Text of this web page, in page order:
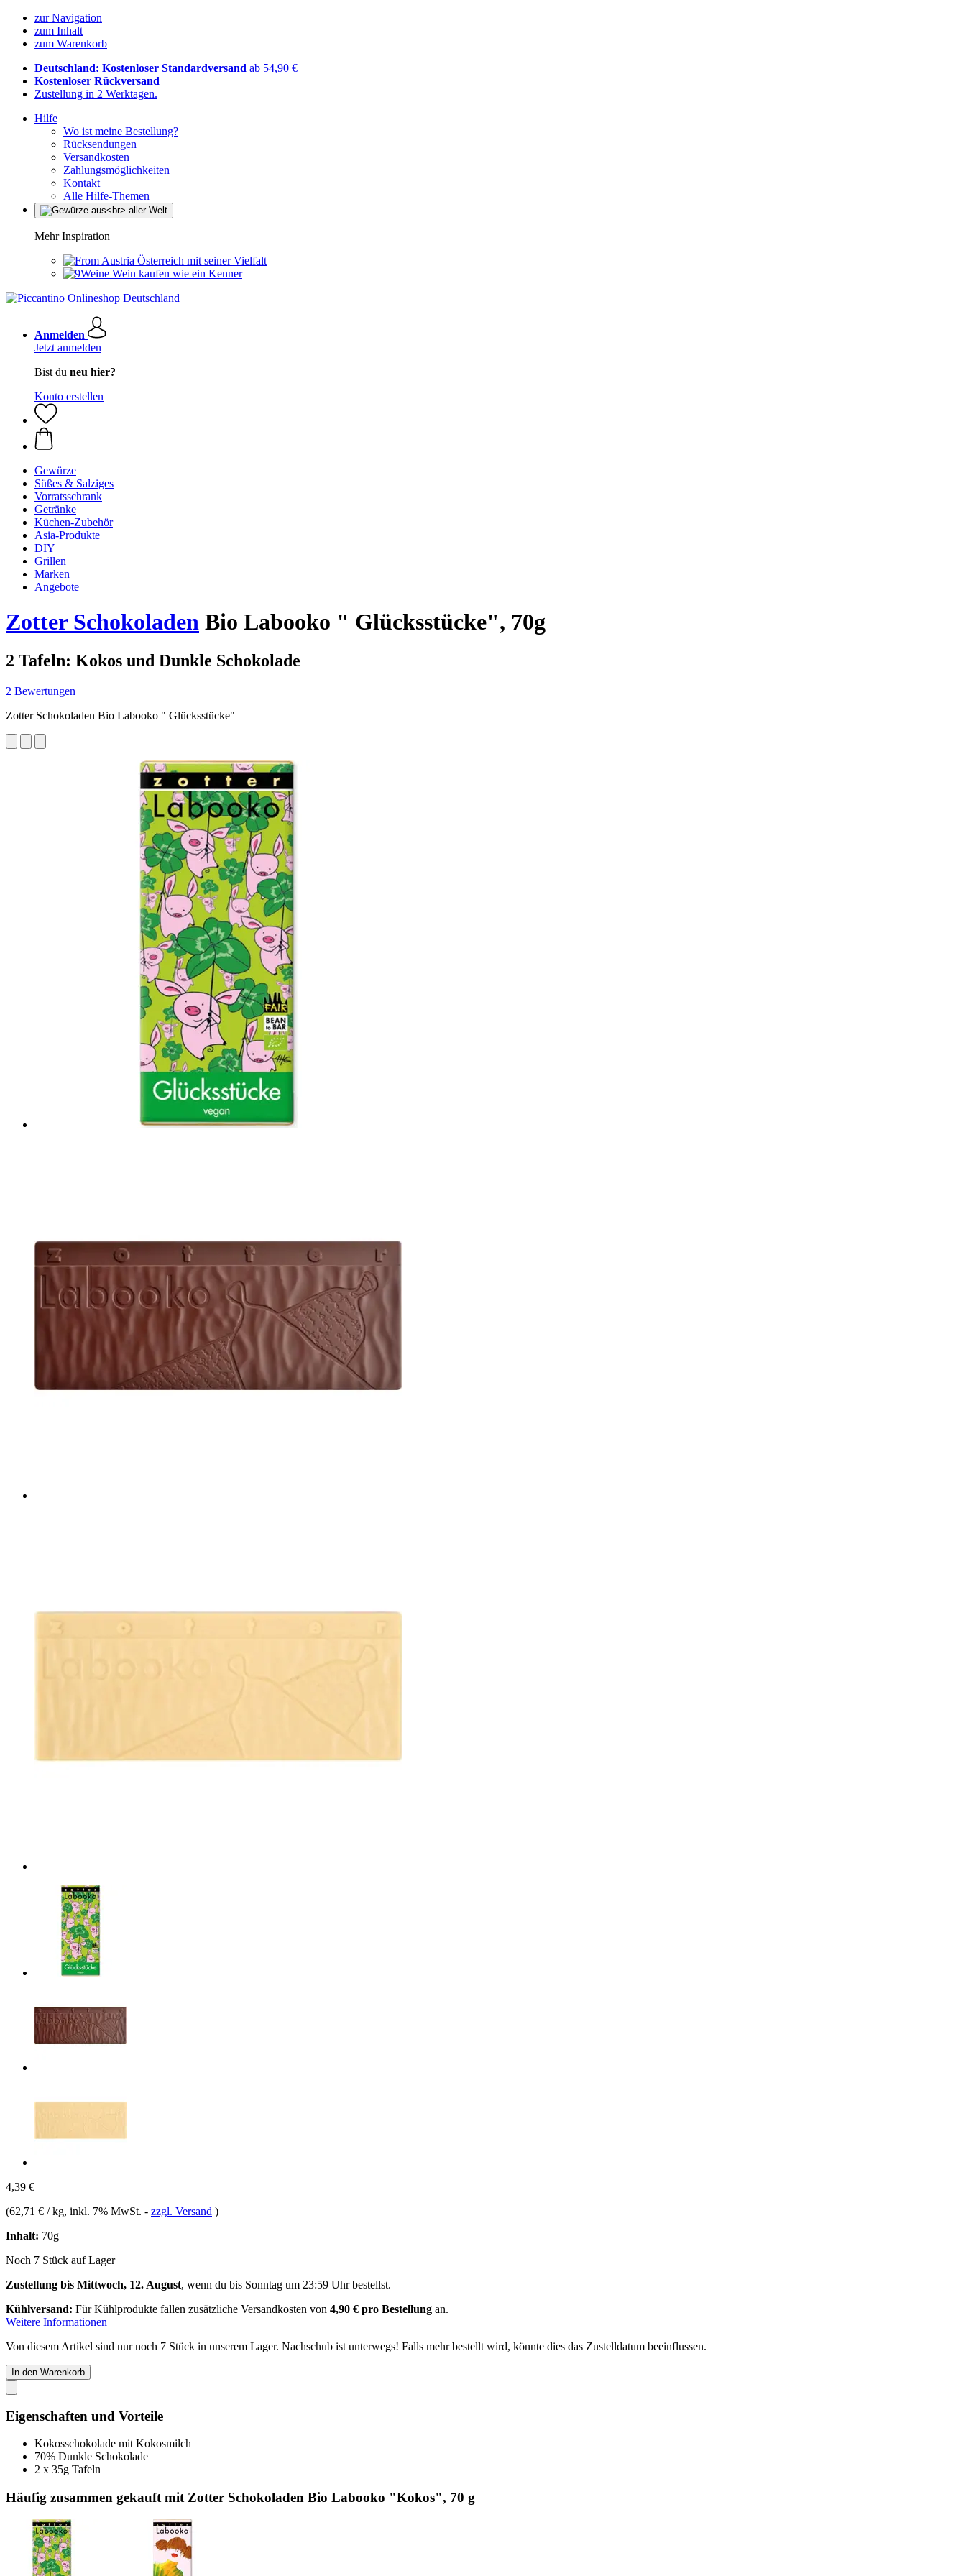
zur Navigation
zum Inhalt
zum Warenkorb
Deutschland: Kostenloser Standardversand ab 54,90 €
Kostenloser Rückversand
Zustellung in 2 Werktagen.
Hilfe
Wo ist meine Bestellung?
Rücksendungen
Versandkosten
Zahlungsmöglichkeiten
Kontakt
Alle Hilfe-Themen
Mehr Inspiration
Österreich mit seiner Vielfalt
Wein kaufen wie ein Kenner
Anmelden
Jetzt anmelden
Bist du neu hier?
Konto erstellen
Gewürze
Süßes & Salziges
Vorratsschrank
Getränke
Küchen-Zubehör
Asia-Produkte
DIY
Grillen
Marken
Angebote
Zotter Schokoladen Bio Labooko " Glücksstücke", 70g
2 Tafeln: Kokos und Dunkle Schokolade
2 Bewertungen
Zotter Schokoladen Bio Labooko " Glücksstücke"
4,39 €
(62,71 € / kg, inkl. 7% MwSt. - zzgl. Versand )
Inhalt: 70g
Noch 7 Stück auf Lager
Zustellung bis Mittwoch, 12. August, wenn du bis Sonntag um 23:59 Uhrbestellst.
Kühlversand: Für Kühlprodukte fallen zusätzliche Versandkosten von 4,90 € pro Bestellung an.
Weitere Informationen
Von diesem Artikel sind nur noch 7 Stück in unserem Lager. Nachschub ist unterwegs! Falls mehr bestellt wird, könnte dies das Zustelldatum beeinflussen.
In den Warenkorb
Eigenschaften und Vorteile
Kokosschokolade mit Kokosmilch
70% Dunkle Schokolade
2 x 35g Tafeln
Häufig zusammen gekauft mit Zotter Schokoladen Bio Labooko "Kokos", 70 g